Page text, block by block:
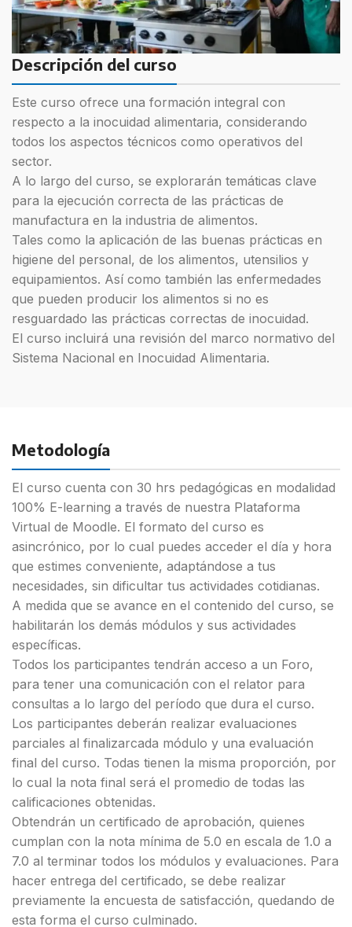
Descripción del curso
Este curso ofrece una formación integral con
respecto a la inocuidad alimentaria, considerando
todos los aspectos técnicos como operativos del
sector.
A lo largo del curso, se explorarán temáticas clave
para la ejecución correcta de las prácticas de
manufactura en la industria de alimentos.
Tales como la aplicación de las buenas prácticas en
higiene del personal, de los alimentos, utensilios y
equipamientos. Así como también las enfermedades
que pueden producir los alimentos si no es
resguardado las prácticas correctas de inocuidad.
El curso incluirá una revisión del marco normativo del
Sistema Nacional en Inocuidad Alimentaria.
Metodología
El curso cuenta con 30 hrs pedagógicas en modalidad
100% E-learning a través de nuestra Plataforma
Virtual de Moodle. El formato del curso es
asincrónico, por lo cual puedes acceder el día y hora
que estimes conveniente, adaptándose a tus
necesidades, sin dificultar tus actividades cotidianas.
A medida que se avance en el contenido del curso, se
habilitarán los demás módulos y sus actividades
específicas.
Todos los participantes tendrán acceso a un Foro,
para tener una comunicación con el relator para
consultas a lo largo del período que dura el curso.
Los participantes deberán realizar evaluaciones
parciales al finalizarcada módulo y una evaluación
final del curso. Todas tienen la misma proporción, por
lo cual la nota final será el promedio de todas las
calificaciones obtenidas.
Obtendrán un certificado de aprobación, quienes
cumplan con la nota mínima de 5.0 en escala de 1.0 a
7.0 al terminar todos los módulos y evaluaciones. Para
hacer entrega del certificado, se debe realizar
previamente la encuesta de satisfacción, quedando de
esta forma el curso culminado.